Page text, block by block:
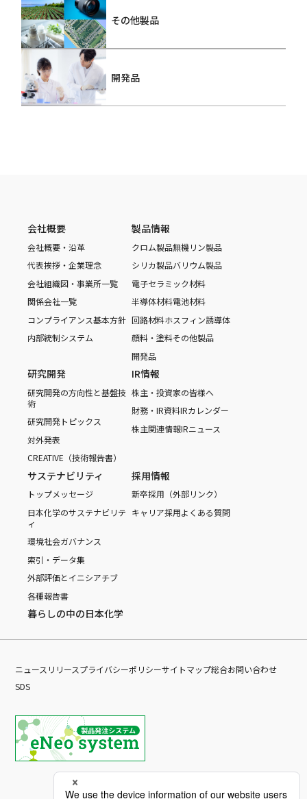
その他製品
開発品
会社概要
会社概要・沿革
代表挨拶・企業理念
会社組織図・事業所一覧
関係会社一覧
コンプライアンス基本方針
内部統制システム
製品情報
クロム製品無機リン製品
シリカ製品バリウム製品
電子セラミック材料
半導体材料電池材料
回路材料ホスフィン誘導体
顔料・塗料その他製品
開発品
研究開発
研究開発の方向性と基盤技
術
研究開発トピックス
対外発表
CREATIVE（技術報告書）
IR情報
株主・投資家の皆様へ
財務・IR資料IRカレンダー
株主関連情報IRニュース
サステナビリティ
トップメッセージ
日本化学のサステナビリテ
ィ
環境社会ガバナンス
索引・データ集
外部評価とイニシアチブ
各種報告書
採用情報
新卒採用（外部リンク）
キャリア採用よくある質問
暮らしの中の日本化学
ニュースリリースプライバシーポリシーサイトマップ総合お問い合わせ
SDS